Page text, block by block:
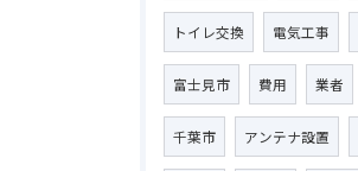
トイレ交換 電気工事
富士見市 費用 業者
千葉市 アンテナ設置